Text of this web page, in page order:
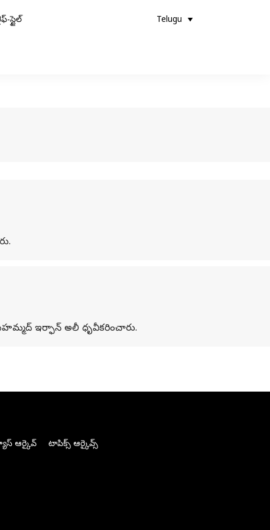
స్టైల్ Telugu
ఇర్ఫాన్ అలీ ధృవీకరించారు.
ఆర్కైవ్ టాపిక్స్ ఆర్కైవ్స్